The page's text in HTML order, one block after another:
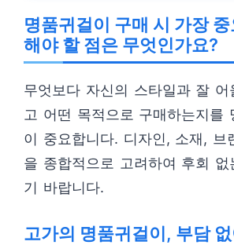
명품귀걸이 구매 시 가장
해야 할 점은 무엇인가요?
무엇보다 자신의 스타일과 잘 어
고 어떤 목적으로 구매하는지를
이 중요합니다. 디자인, 소재, 브
을 종합적으로 고려하여 후회 없
기 바랍니다.
고가의 명품귀걸이, 부담